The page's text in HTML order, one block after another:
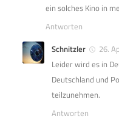
ein solches Kino in
Antworten
Schnitzler
26.
Leider wird es in
Deutschland und
teilzunehmen.
Antworten